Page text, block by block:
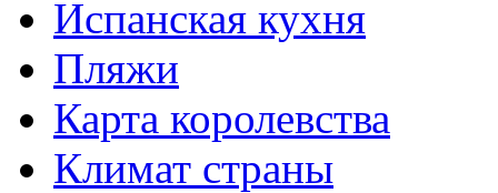
Испанская кухня
Пляжи
Карта королевства
Климат страны